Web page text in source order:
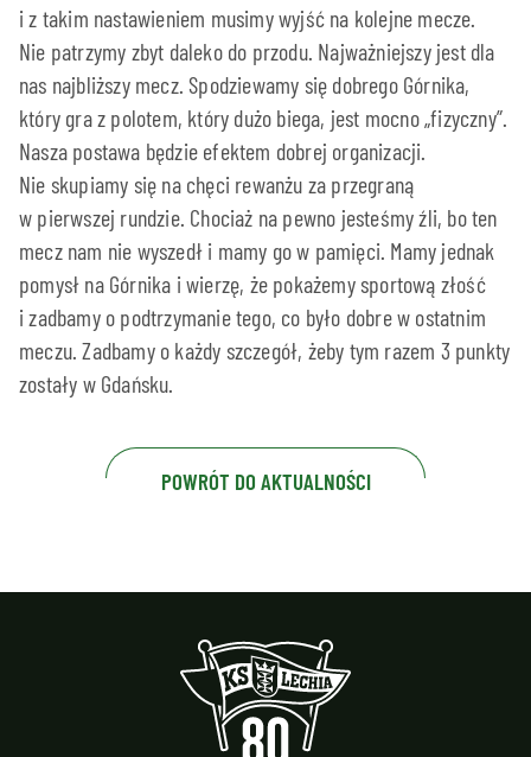
i z takim nastawieniem musimy wyjść na kolejne mecze.
Nie patrzymy zbyt daleko do przodu. Najważniejszy jest dla
nas najbliższy mecz. Spodziewamy się dobrego Górnika,
który gra z polotem, który dużo biega, jest mocno „fizyczny”.
Nasza postawa będzie efektem dobrej organizacji.
Nie skupiamy się na chęci rewanżu za przegraną
w pierwszej rundzie. Chociaż na pewno jesteśmy źli, bo ten
mecz nam nie wyszedł i mamy go w pamięci. Mamy jednak
pomysł na Górnika i wierzę, że pokażemy sportową złość
i zadbamy o podtrzymanie tego, co było dobre w ostatnim
meczu. Zadbamy o każdy szczegół, żeby tym razem 3 punkty
zostały w Gdańsku.
POWRÓT DO AKTUALNOŚCI